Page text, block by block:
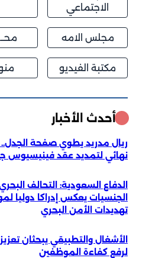
الاجتماعي
مجلس الامه
مكتبة الفيديو
أحدث الأخبار
ريال مدريد يطوي صفحة الجدل..
نهائي لتمديد عقد فينيسيوس
الدفاع السعودية: التحالف
الجنسيات يعكس إدراكا دوليا
تهديدات الأمن البحري
الأشغال والتطبيقي يبحثان
لرفع كفاءة الموظفين